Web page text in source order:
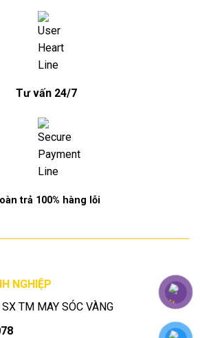
Tư vấn 24/7
trả 100% hàng lỗi
NGHIỆP
TM MAY SÓC VÀNG